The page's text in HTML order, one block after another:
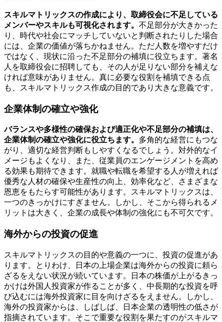
スキルマトリックスの作成により、取締役会に不足している
メンバーやスキルも可視化されます。 不足部分が大きかった
り、時代や社会にマッチしていないと判断されたりした場合
には、企業の価値が落ちかねません。ただ人数を増やすだけ
ではなく、現状に沿った不足部分の補填に役立ちます。著名
人を取締役会に招聘しても、その人が足りない部分を補えな
ければ意味がありません。真に必要な役割を補填できる点
も、スキルマトリックス作成の目的であり大きな意義です。
企業体制の確立や強化
バランスや多様性の確保および適正化や不足部分の補填は、
企業体制の確立や強化に役立ちます。 多角的な経営にもつな
がり、適切な経営判断もしやすくなるでしょう。対外的なイ
メージもよくなり、また、従業員のエンゲージメントを高め
る効果も期待できます。就職や転職を希望する人が増えれば
優秀な人材の確保や生産性の向上、効率化など、さまざまな
恩恵をもたらす可能性があります。スキルマトリックスは、
一つのきっかけにすぎません。しかし、そこから得られるメ
リットは大きく、企業の成長や体制の強化にも不可欠です。
海外からの投資の促進
スキルマトリックスの目的や意義の一つに、投資の促進があ
ります。とりわけ、日本の上場企業は海外からの投資に頼ら
ざるをえない状況が続いています。日本の株価が上がるきっ
かけは外国人投資家が作ることが多く、中長期的な投資を呼
び込むには海外投資家に目を向けざるをえません。しかし、
海外の投資家からは、しばしば、日本企業の透明性の低さが
指摘されています。そこで重要な役割を果たすのがスキルマ